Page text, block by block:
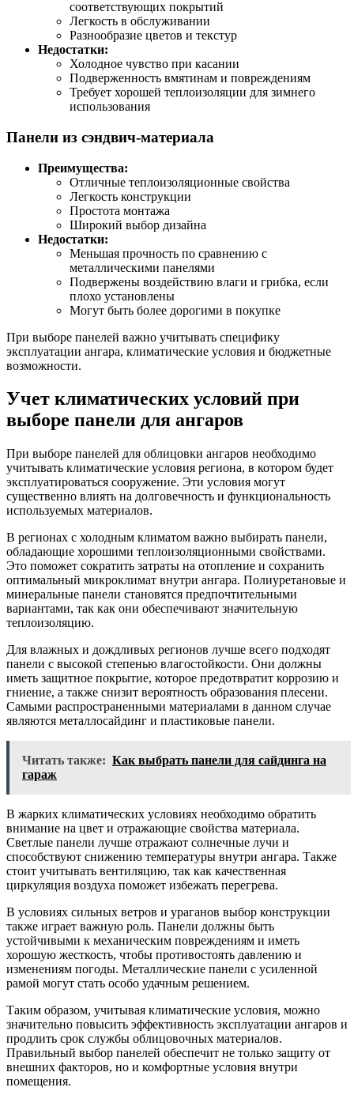
соответствующих покрытий
Легкость в обслуживании
Разнообразие цветов и текстур
Недостатки:
Холодное чувство при касании
Подверженность вмятинам и повреждениям
Требует хорошей теплоизоляции для зимнего
использования
Панели из сэндвич-материала
Преимущества:
Отличные теплоизоляционные свойства
Легкость конструкции
Простота монтажа
Широкий выбор дизайна
Недостатки:
Меньшая прочность по сравнению с
металлическими панелями
Подвержены воздействию влаги и грибка, если
плохо установлены
Могут быть более дорогими в покупке
При выборе панелей важно учитывать специфику
эксплуатации ангара, климатические условия и бюджетные
возможности.
Учет климатических условий при
выборе панели для ангаров
При выборе панелей для облицовки ангаров необходимо
учитывать климатические условия региона, в котором будет
эксплуатироваться сооружение. Эти условия могут
существенно влиять на долговечность и функциональность
используемых материалов.
В регионах с холодным климатом важно выбирать панели,
обладающие хорошими теплоизоляционными свойствами.
Это поможет сократить затраты на отопление и сохранить
оптимальный микроклимат внутри ангара. Полиуретановые и
минеральные панели становятся предпочтительными
вариантами, так как они обеспечивают значительную
теплоизоляцию.
Для влажных и дождливых регионов лучше всего подходят
панели с высокой степенью влагостойкости. Они должны
иметь защитное покрытие, которое предотвратит коррозию и
гниение, а также снизит вероятность образования плесени.
Самыми распространенными материалами в данном случае
являются металлосайдинг и пластиковые панели.
Читать также: Как выбрать панели для сайдинга на
гараж
В жарких климатических условиях необходимо обратить
внимание на цвет и отражающие свойства материала.
Светлые панели лучше отражают солнечные лучи и
способствуют снижению температуры внутри ангара. Также
стоит учитывать вентиляцию, так как качественная
циркуляция воздуха поможет избежать перегрева.
В условиях сильных ветров и ураганов выбор конструкции
также играет важную роль. Панели должны быть
устойчивыми к механическим повреждениям и иметь
хорошую жесткость, чтобы противостоять давлению и
изменениям погоды. Металлические панели с усиленной
рамой могут стать особо удачным решением.
Таким образом, учитывая климатические условия, можно
значительно повысить эффективность эксплуатации ангаров и
продлить срок службы облицовочных материалов.
Правильный выбор панелей обеспечит не только защиту от
внешних факторов, но и комфортные условия внутри
помещения.